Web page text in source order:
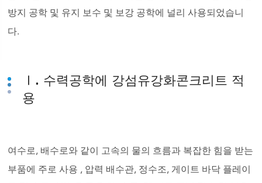
방지 공학 및 유지 보수 및 보강 공학에 널리 사용되었습니
다.
Ⅰ. 수력공학에 강섬유강화콘크리트 적
용
여수로, 배수로와 같이 고속의 물의 흐름과 복잡한 힘을 받는
부품에 주로 사용 , 압력 배수관, 정수조, 게이트 바닥 플레이